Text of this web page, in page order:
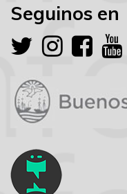
Seguinos en